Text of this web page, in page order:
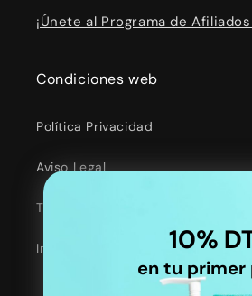
¡Únete al Programa de
Condiciones web
Política Privacidad
Aviso Legal
Términos y Condiciones
Información de Contacto10%
en tu primer